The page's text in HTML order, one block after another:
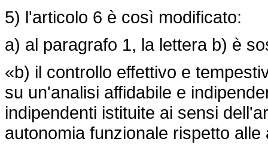
5) l'articolo 6 è così modificato:
a) al paragrafo 1, la lettera b) è
«b) il controllo effettivo e
su un'analisi affidabile e
indipendenti istituite ai sensi
autonomia funzionale rispetto